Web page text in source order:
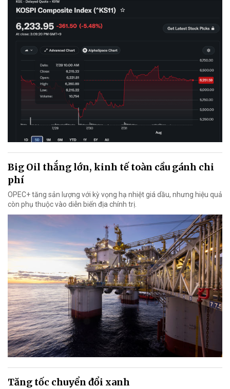
Big Oil thắng lớn, kinh tế toàn cầu gánh chi
phí
OPEC+ tăng sản lượng với kỳ vọng hạ nhiệt giá dầu, nhưng hiệu quả
còn phụ thuộc vào diễn biến địa chính trị.
Tăng tốc chuyển đổi xanh